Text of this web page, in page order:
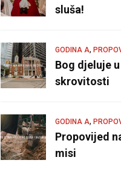
sluša!
GODINA A,
Bog djeluje u
skrovitosti
GODINA A,
Propovijed
misi